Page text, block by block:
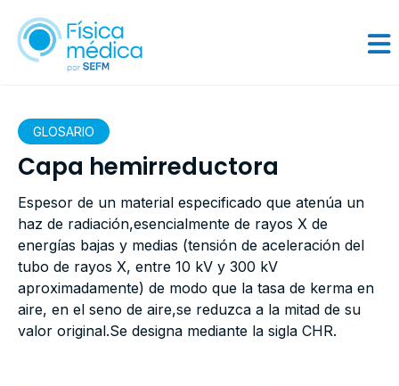
GLOSARIO
Capa hemirreductora
Espesor de un material especificado que atenúa un
haz de radiación,esencialmente de rayos X de
energías bajas y medias (tensión de aceleración del
tubo de rayos X, entre 10 kV y 300 kV
aproximadamente) de modo que la tasa de kerma en
aire, en el seno de aire,se reduzca a la mitad de su
valor original.Se designa mediante la sigla CHR.